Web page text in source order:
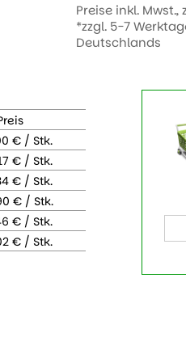
Preise inkl. Mwst.,
*zzgl. 5-7
Deutschlands
€ / Stk.
€ / Stk.
€ / Stk.
€ / Stk.
€ / Stk.
€ / Stk.